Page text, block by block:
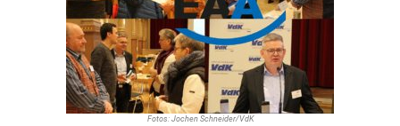
Fotos: Jochen Schneider/VdK